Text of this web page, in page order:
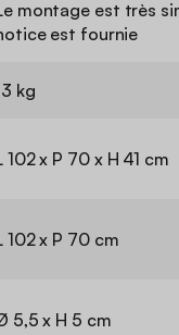
montage est très
est fournie
kg
102 x P 70 x H 41 cm
102 x P 70 cm
5,5 x H 5 cm